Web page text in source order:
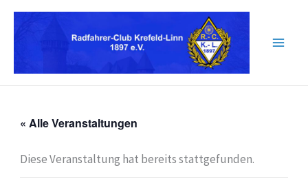
Zum
« Alle Veranstaltungen
Diese Veranstaltung hat bereits stattgefunden.